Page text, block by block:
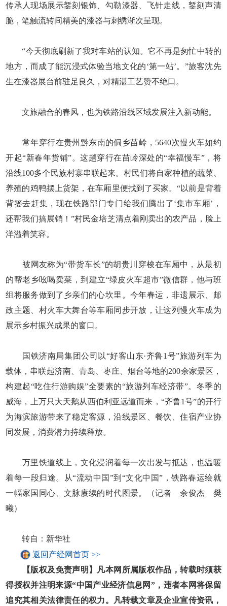
传承人现场展示錾刻银饰、勾勒漆器、飞针走线，錾刻声清
脆，笔触流转间精美的漆器与刺绣渐次呈现。
“今天彻底刷新了我对车站的认知。它不再是匆忙中转的
地方，而成了能沉浸式体验当地文化的‘第一站’。”旅客沈先
生在漆器展台前驻足良久，对精湛工艺赞不绝口。
文旅融合的春风，也为铁路沿线区域发展注入新动能。
常年穿行在贵州黔东南的侗乡苗岭，5640次慢火车如约
开起“新春年货铺”。这趟穿行在苗岭深处的“幸福慢车”，将
沿线100多个民族村寨串联起来。村民们将自家种植的蔬菜、
养殖的鸡鸭摆上货架，在车厢里便找到了买家。“以前是背着
背篓去赶集，现在铁路部门专门给我们腾出了‘集市车厢’，
还帮我们搞展销！”村民金培芝清点着刚卖出的农产品，脸上
洋溢着笑容。
被网友称为“带货车长”的胡贵川穿梭在车厢中，从最初
的帮老乡吆喝卖菜，到建立“绿皮火车超市”微信群，他与班
组将服务做到了乡亲们的心坎里。今年春运，非遗展示、邮
政主题、村火车大舞台等车厢同步开放，让这列慢火车成为
展示乡村振兴成果的窗口。
国铁济南局集团公司以“好客山东·齐鲁1号”旅游列车为
载体，串联起济南、青岛、枣庄、烟台等地的200余家景区，
构建起“吃住行游购娱”全要素的“旅游列车经济带”。冬季的
威海，上万只大天鹅从西伯利亚远道而来，“齐鲁1号”的开行
为海滨旅游带来了稳定客源，沿线景区、餐饮、住宿产业协
同发展，消费潜力持续释放。
万里铁道线上，文化浸润着每一次出发与抵达，也温暖
着每一段归途。从“流动中国”到“文化中国”，铁路春运绘就
一幅家国同心、文脉赓续的时代图景。（记者 余俊杰 樊
曦）
转自：新华社
返回产经网首页 >>
【版权及免责声明】凡本网所属版权作品，转载时须获
得授权并注明来源“中国产业经济信息网”，违者本网将保留
追究其相关法律责任的权力。凡转载文章及企业宣传资讯，